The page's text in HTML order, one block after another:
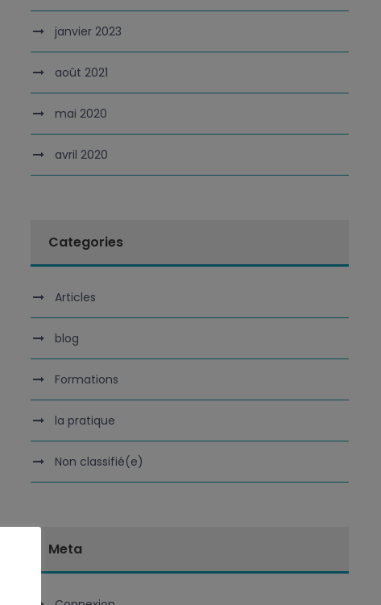
janvier 2023
août 2021
mai 2020
avril 2020
Categories
Articles
blog
Formations
la pratique
Non classifié(e)
Meta